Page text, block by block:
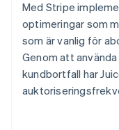
Med Stripe
optimeringar som
som är vanlig för
Genom att
kundbortfall har